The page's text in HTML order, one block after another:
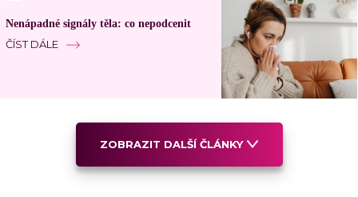
Nenápadné signály těla: co nepodcenit
ČÍST DÁLE
ZOBRAZIT DALŠÍ ČLÁNKY